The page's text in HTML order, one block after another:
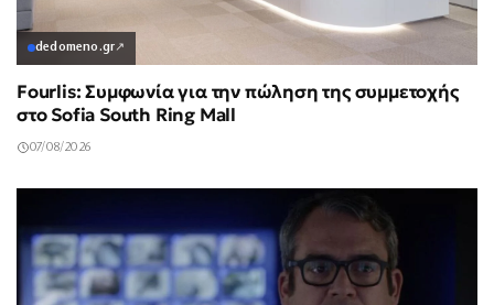
dedomeno.gr↗
Fourlis: Συμφωνία για την πώληση της συμμετοχής
στο Sofia South Ring Mall
07/08/2026